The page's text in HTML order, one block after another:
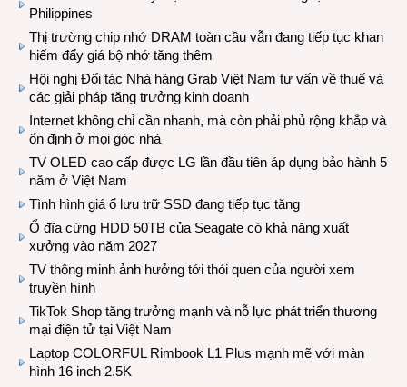
Philippines
Thị trường chip nhớ DRAM toàn cầu vẫn đang tiếp tục khan
hiếm đẩy giá bộ nhớ tăng thêm
Hội nghị Đối tác Nhà hàng Grab Việt Nam tư vấn về thuế và
các giải pháp tăng trưởng kinh doanh
Internet không chỉ cần nhanh, mà còn phải phủ rộng khắp và
ổn định ở mọi góc nhà
TV OLED cao cấp được LG lần đầu tiên áp dụng bảo hành 5
năm ở Việt Nam
Tình hình giá ổ lưu trữ SSD đang tiếp tục tăng
Ổ đĩa cứng HDD 50TB của Seagate có khả năng xuất
xưởng vào năm 2027
TV thông minh ảnh hưởng tới thói quen của người xem
truyền hình
TikTok Shop tăng trưởng mạnh và nỗ lực phát triển thương
mại điện tử tại Việt Nam
Laptop COLORFUL Rimbook L1 Plus mạnh mẽ với màn
hình 16 inch 2.5K